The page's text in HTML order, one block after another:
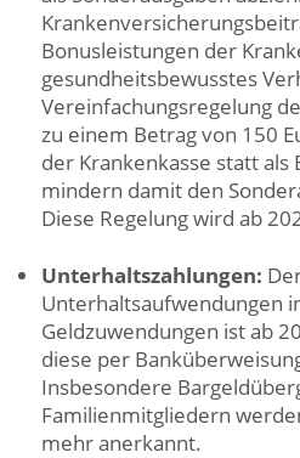
Bonusleistungen der
gesundheitsbewusstes
Vereinfachungsregelung
zu einem Betrag von 150
der Krankenkasse statt
mindern damit den
Diese Regelung wird ab
Unterhaltszahlungen:
Unterhaltsaufwendungen
Geldzuwendungen ist ab
diese per
Insbesondere
Familienmitgliedern
mehr anerkannt.